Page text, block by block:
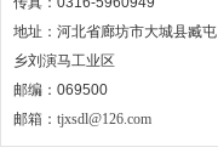
地址：河北省廊坊市大城县臧屯
乡刘演马工业区
邮编：069500
邮箱： tjxsdl@126.com